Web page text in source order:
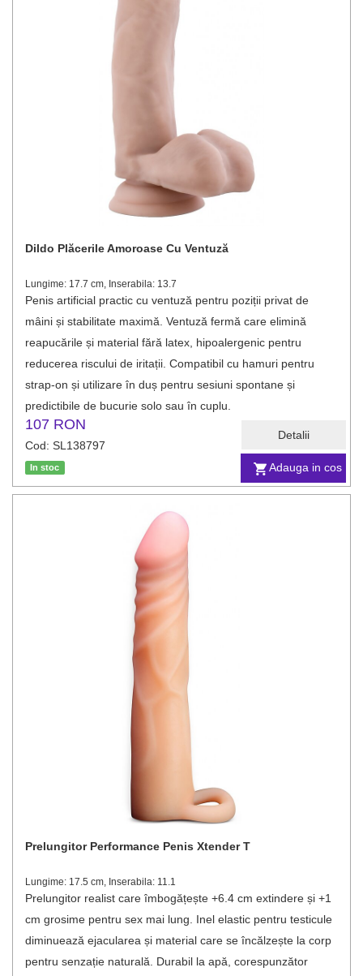
Adauga in cos
Detalii
Dildo Plăcerile Amoroase Cu Ventuză
Lungime: 17.7 cm, Inserabila: 13.7
Penis artificial practic cu ventuză pentru poziții privat de
mâini și stabilitate maximă. Ventuză fermă care elimină
reapucările și material fără latex, hipoalergenic pentru
reducerea riscului de iritații. Compatibil cu hamuri pentru
strap-on și utilizare în duș pentru sesiuni spontane și
predictibile de bucurie solo sau în cuplu.
107 RON
Cod: SL138797
In stoc
Prelungitor Performance Penis Xtender T
Lungime: 17.5 cm, Inserabila: 11.1
Prelungitor realist care îmbogățește +6.4 cm extindere și +1
cm grosime pentru sex mai lung. Inel elastic pentru testicule
diminuează ejacularea și material care se încălzește la corp
pentru senzație naturală. Durabil la apă, corespunzător